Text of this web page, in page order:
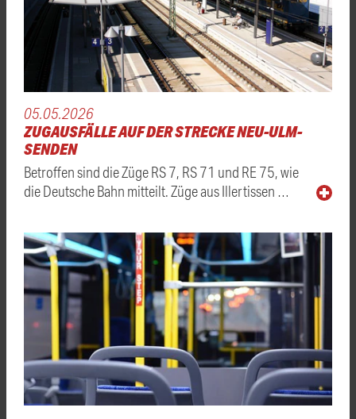
05.05.2026
ZUGAUSFÄLLE AUF DER STRECKE NEU-ULM-
SENDEN
Betroffen sind die Züge RS 7, RS 71 und RE 75, wie
die Deutsche Bahn mitteilt. Züge aus Illertissen …